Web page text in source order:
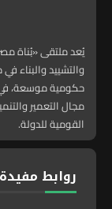
يُعد ملتقى «بُناة
حكومية موسعة، في
مجال التعمير
القومية للدولة.
روابط مفيدة